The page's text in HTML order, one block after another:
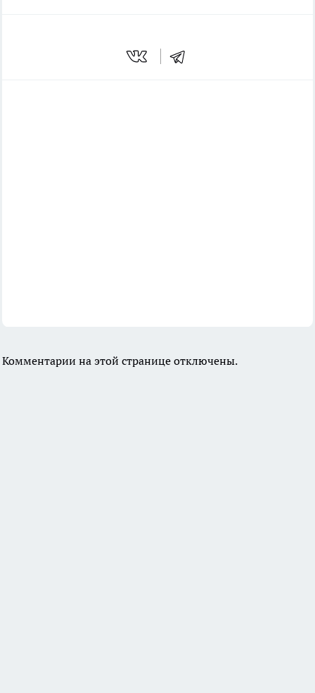
Комментарии на этой странице отключены.